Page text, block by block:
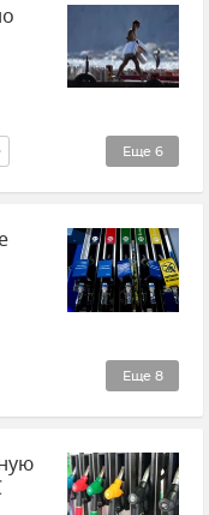
Еще 6
Еще 8
в Крыму